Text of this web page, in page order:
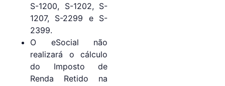
S-1200, S-1202, S-
1207, S-2299 e S-
2399.
O eSocial não
realizará o cálculo
do Imposto de
Renda Retido na